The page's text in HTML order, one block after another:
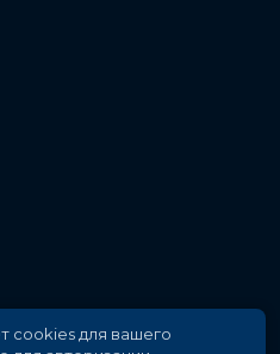
cookies для вашего